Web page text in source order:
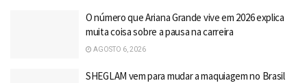
O número que Ariana Grande vive em 2026 explica
muita coisa sobre a pausa na carreira
AGOSTO 6, 2026
SHEGLAM vem para mudar a maquiagem no Brasil